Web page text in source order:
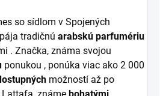
so sídlom v Spojených
tradičnú arabskú parfumériu
. Značka, známa svojou
ponukou , ponúka viac ako 2 000
možností až po